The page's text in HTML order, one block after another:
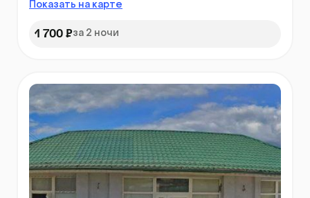
Показать на карте
1 700 ₽за 2 ночи